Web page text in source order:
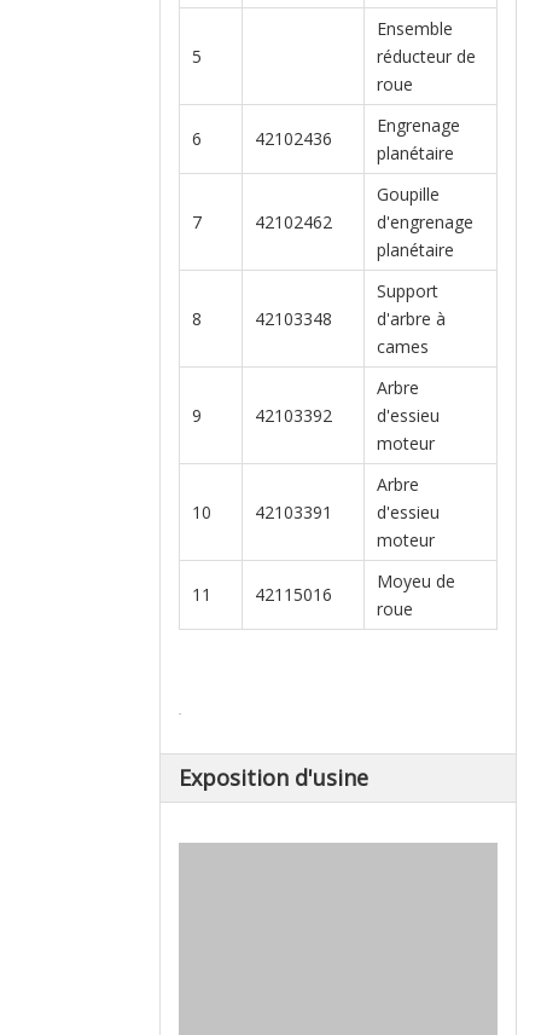
5
Ensemble
réducteur de
roue
6 42102436
Engrenage
planétaire
7 42102462
Goupille
d'engrenage
planétaire
8 42103348
Support
d'arbre à
cames
9 42103392
Arbre
d'essieu
moteur
10 42103391
Arbre
d'essieu
moteur
11 42115016
Moyeu de
roue
Exposition d'usine